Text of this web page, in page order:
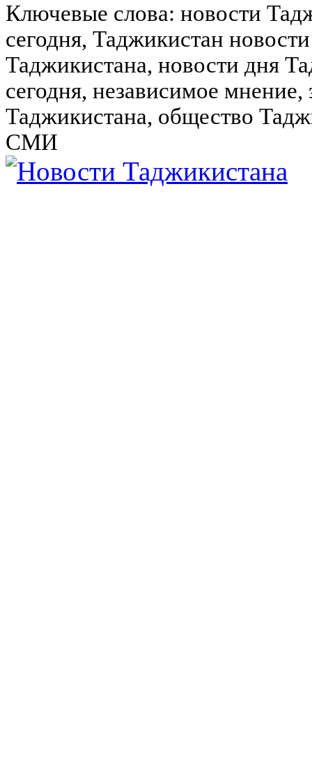
Ключевые слова: новости
сегодня, Таджикистан
Таджикистана, новости дня
сегодня, независимое
Таджикистана, общество
СМИ